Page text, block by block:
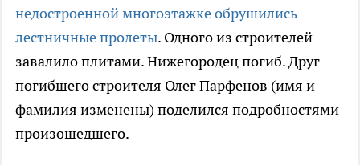
недостроенной многоэтажке обрушились
лестничные пролеты. Одного из строителей
завалило плитами. Нижегородец погиб. Друг
погибшего строителя Олег Парфенов (имя и
фамилия изменены) поделился подробностями
произошедшего.